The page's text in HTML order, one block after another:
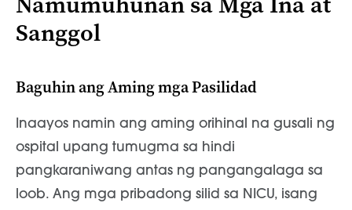
Sanggol
Baguhin ang Aming mga Pasilidad
Inaayos namin ang aming orihinal na gusali ng
ospital upang tumugma sa hindi
pangkaraniwang antas ng pangangalaga sa
loob. Ang mga pribadong silid sa NICU, isang